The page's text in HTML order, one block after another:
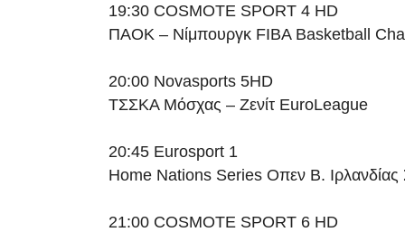
19:30 COSMOTE SPORT 4 HD
ΠΑΟΚ – Νίμπουργκ FIBA Basketball
20:00 Novasports 5HD
ΤΣΣΚΑ Μόσχας – Ζενίτ EuroLeague
20:45 Eurosport 1
Home Nations Series Οπεν Β. Ιρλανδίας
21:00 COSMOTE SPORT 6 HD